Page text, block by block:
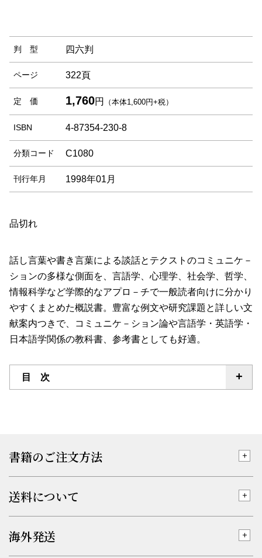
判 型 四六判
ページ 322頁
定 価 1,760円 （本体1,600円+税）
ISBN 4-87354-230-8
分類コード C1080
刊行年月 1998年01月
品切れ
話し言葉や書き言葉による談話とテクストのコミュニケ－
ションの多様な側面を、言語学、心理学、社会学、哲学、
情報科学など学際的なアプロ－チで一般読者向けに分かり
やすくまとめた概説書。豊富な例文や研究課題と詳しい文
献案内つきで、コミュニケ－ション論や言語学・英語学・
日本語学関係の教科書、参考書としても好適。
目 次
書籍のご注文方法
送料について
海外発送